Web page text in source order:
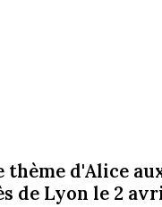
d'Alice
de Lyon le 2